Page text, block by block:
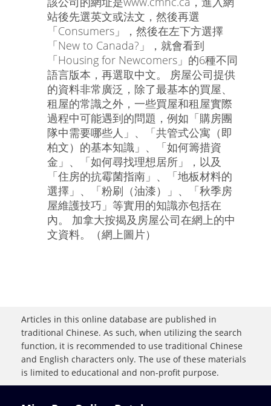
站後先選英文或法文，然後再選
「Consumers」，然後在左下方選擇
「New to Canada?」，就會看到
「Housing for Newcomers」的6種不同
語言版本，再選取中文。 房屋公司提供
的資料非常廣泛，除了最基本的買屋、
租屋的常識之外，一些買屋和租屋實際
過程中可能遇到的問題，例如「購房團
隊中需要哪些人」、「共管式公寓（即
柏文）的基本知識」、「如何籌措資
金」、「如何尋找理想居所」，以及
「住房的抗霉菌指南」、「地板材料的
選擇」、「粉刷（油漆）」、「秋季房
屋維護技巧」等實用的知識亦包括在
內。 加拿大按揭及房屋公司在網上的中
文資料。（網上圖片）
Articles in this online database are published in
traditional Chinese. As such, when utilizing the search
function, it is recommended to use traditional Chinese
and English characters only. The use of these materials
is limited to educational and non-profit purpose.